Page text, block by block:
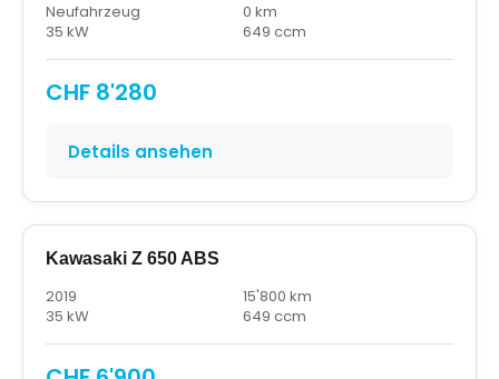
Neufahrzeug
0 km
35 kW
649 ccm
CHF 8'280
Details ansehen
Kawasaki Z 650 ABS
2019
15'800 km
35 kW
649 ccm